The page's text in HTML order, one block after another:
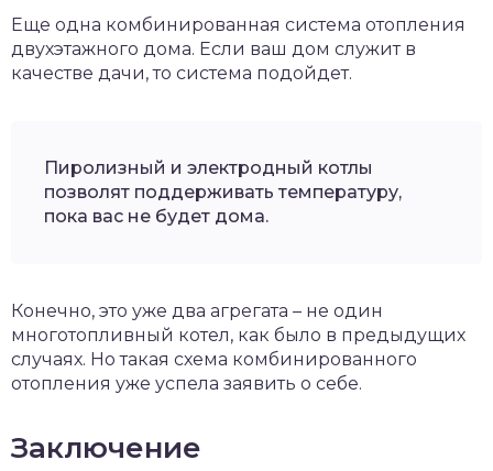
Еще одна комбинированная система отопления
двухэтажного дома. Если ваш дом служит в
качестве дачи, то система подойдет.
Пиролизный и электродный котлы
позволят поддерживать температуру,
пока вас не будет дома.
Конечно, это уже два агрегата – не один
многотопливный котел, как было в предыдущих
случаях. Но такая схема комбинированного
отопления уже успела заявить о себе.
Заключение